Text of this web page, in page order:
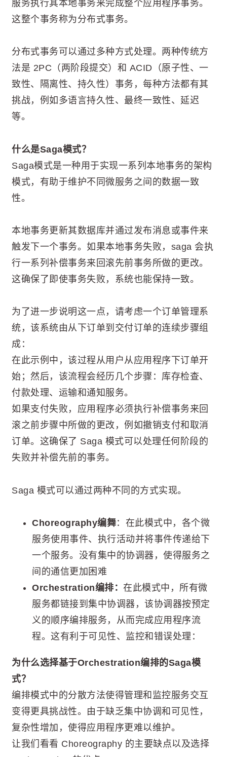
服务执行其本地事务来完成整个应用程序事务。
这整个事务称为分布式事务。
分布式事务可以通过多种方式处理。两种传统方
法是 2PC（两阶段提交）和 ACID（原子性、一
致性、隔离性、持久性）事务，每种方法都有其
挑战，例如多语言持久性、最终一致性、延迟
等。
什么是Saga模式？
Saga模式是一种用于实现一系列本地事务的架构
模式，有助于维护不同微服务之间的数据一致
性。
本地事务更新其数据库并通过发布消息或事件来
触发下一个事务。如果本地事务失败，saga 会执
行一系列补偿事务来回滚先前事务所做的更改。
这确保了即使事务失败，系统也能保持一致。
为了进一步说明这一点，请考虑一个订单管理系
统，该系统由从下订单到交付订单的连续步骤组
成：
在此示例中，该过程从用户从应用程序下订单开
始；然后，该流程会经历几个步骤：库存检查、
付款处理、运输和通知服务。
如果支付失败，应用程序必须执行补偿事务来回
滚之前步骤中所做的更改，例如撤销支付和取消
订单。这确保了 Saga 模式可以处理任何阶段的
失败并补偿先前的事务。
Saga 模式可以通过两种不同的方式实现。
Choreography编舞：在此模式中，各个微
服务使用事件、执行活动并将事件传递给下
一个服务。没有集中的协调器，使得服务之
间的通信更加困难
Orchestration编排： 在此模式中，所有微
服务都链接到集中协调器，该协调器按预定
义的顺序编排服务，从而完成应用程序流
程。这有利于可见性、监控和错误处理：
为什么选择基于Orchestration编排的Saga模
式？
编排模式中的分散方法使得管理和监控服务交互
变得更具挑战性。由于缺乏集中协调和可见性，
复杂性增加，使得应用程序更难以维护。
让我们看看 Choreography 的主要缺点以及选择